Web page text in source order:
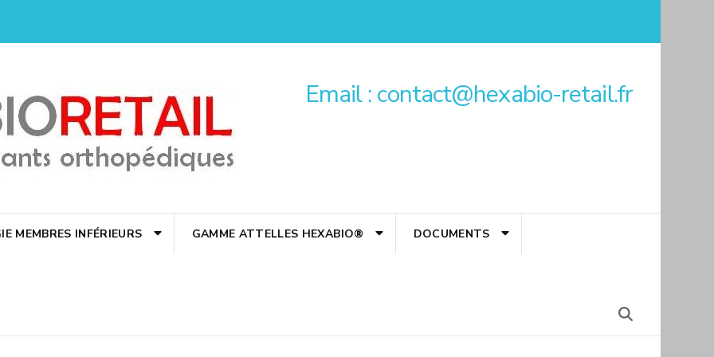
Email : contact@hexabio-retail.fr
MEMBRES INFÉRIEURS GAMME ATTELLES HEXABIO® DOCUMENTS